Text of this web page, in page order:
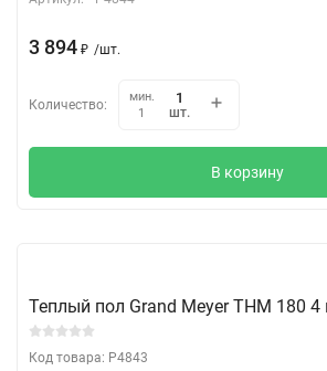
3 894 ₽ /шт.
Количество:
мин.
1
шт.
В корзину
Теплый пол Grand Meyer THM 180
Код товара: P4843